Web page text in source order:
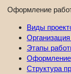
Оформление
Виды
Этапы
Оформление
Структура